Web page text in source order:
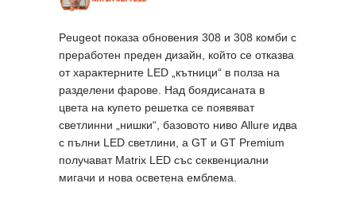
Peugeot показа обновения 308 и 308 комби с
преработен преден дизайн, който се отказва
от характерните LED „кътници“ в полза на
разделени фарове. Над боядисаната в
цвета на купето решетка се появяват
светлинни „нишки“, базовото ниво Allure идва
с пълни LED светлини, а GT и GT Premium
получават Matrix LED със секвенциални
мигачи и нова осветена емблема.